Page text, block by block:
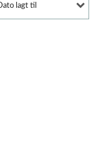
Dato lagt til